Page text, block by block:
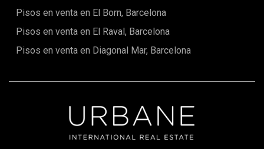
Pisos en venta en El Born, Barcelona
Pisos en venta en El Raval, Barcelona
Pisos en venta en Diagonal Mar, Barcelona